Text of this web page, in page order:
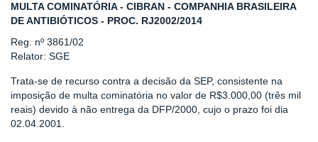
MULTA COMINATÓRIA - CIBRAN - COMPANHIA BRASILEIRA
DE ANTIBIÓTICOS - PROC. RJ2002/2014
Reg. nº 3861/02
Relator: SGE
Trata-se de recurso contra a decisão da SEP, consistente na
imposição de multa cominatória no valor de R$3.000,00 (três mil
reais) devido à não entrega da DFP/2000, cujo o prazo foi dia
02.04.2001.